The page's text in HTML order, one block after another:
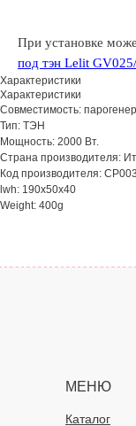
При установке
под тэн Lelit
Характеристики
Характеристики
Совместимость:
Тип: ТЭН
Мощность: 2000 Вт.
Страна производителя:
Код производителя: CP003
lwh: 190x50x40
Weight: 400g
МЕНЮ
Каталог